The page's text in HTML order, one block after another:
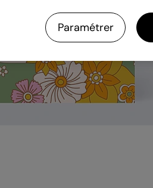
Paramétrer